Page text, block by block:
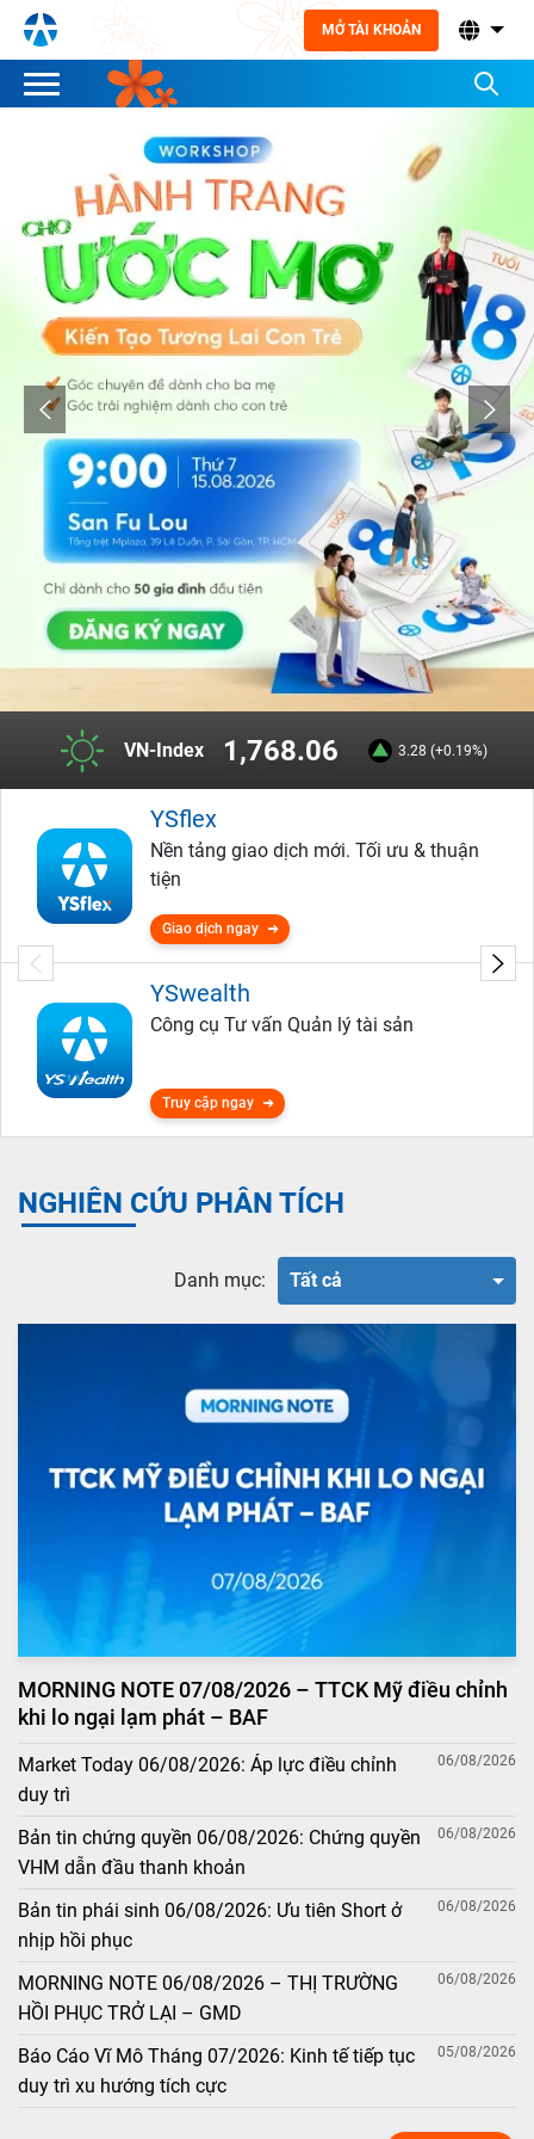
MỞ TÀI KHOẢN
VN-Index 1,768.06 3.28 (+0.19%)
YSflex
Nền tảng giao dịch mới. Tối ưu & thuận
tiện
Giao dịch ngay
YSwealth
Công cụ Tư vấn Quản lý tài sản
Truy cập ngay
NGHIÊN CỨU PHÂN TÍCH
Danh mục: Tất cả
MORNING NOTE 07/08/2026 – TTCK Mỹ điều chỉnh
khi lo ngại lạm phát – BAF
Market Today 06/08/2026: Áp lực điều chỉnh
duy trì
06/08/2026
Bản tin chứng quyền 06/08/2026: Chứng quyền
VHM dẫn đầu thanh khoản
06/08/2026
Bản tin phái sinh 06/08/2026: Ưu tiên Short ở
nhịp hồi phục
06/08/2026
MORNING NOTE 06/08/2026 – THỊ TRƯỜNG
HỒI PHỤC TRỞ LẠI – GMD
06/08/2026
Báo Cáo Vĩ Mô Tháng 07/2026: Kinh tế tiếp tục
duy trì xu hướng tích cực
05/08/2026